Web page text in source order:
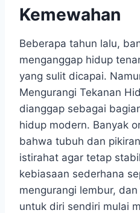
Kemewahan
Beberapa tahun lalu,
menganggap hidup
yang sulit dicapai.
Mengurangi Tekanan
dianggap sebagai
hidup modern. Banyak
bahwa tubuh dan
istirahat agar tetap
kebiasaan sederhana
mengurangi lembur,
untuk diri sendiri mulai